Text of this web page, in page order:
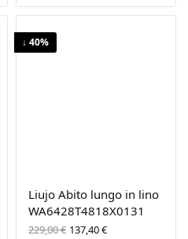
↓ 40%
Liujo Abito lungo in lino
WA6428T4818X0131
229,00€ Il prezzo
137,40€Il prezzo